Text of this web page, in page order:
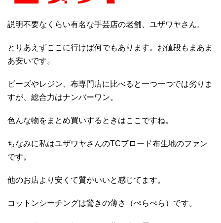
説明不要なくらい有名な手芸店の老舗、ユザワヤさん。
とりあえずここに行けば何でもあります。お値段もまあま
あ安いです。
ビーズやレジン、布専門店に比べると一つ一つでは劣りま
すが、総合力はナンバーワン。
色んな物をまとめ買いするときはここですね。
ちなみに私はユザワヤさんのTCブロード布生地のファン
です。
他のお店より安くて質がいいと感じてます。
コットンシーチングは驚きの薄さ（ぺらぺら）です。